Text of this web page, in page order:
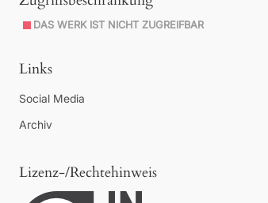
DAS WERK IST NICHT ZUGREIFBAR
Links
Social Media
Archiv
Lizenz-/Rechtehinweis